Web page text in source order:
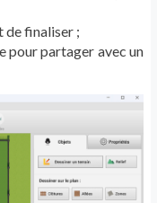
de finaliser ;
pour partager avec un